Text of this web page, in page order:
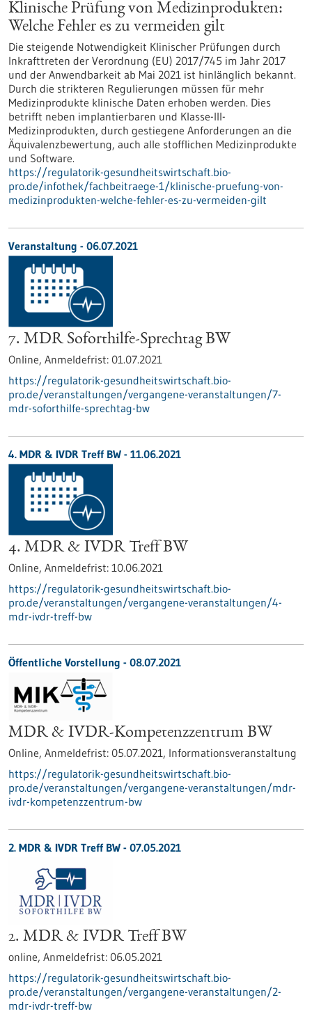
Klinische Prüfung von Medizinprodukten:
Welche Fehler es zu vermeiden gilt
Die steigende Notwendigkeit Klinischer Prüfungen durch
Inkrafttreten der Verordnung (EU) 2017/745 im Jahr 2017
und der Anwendbarkeit ab Mai 2021 ist hinlänglich bekannt.
Durch die strikteren Regulierungen müssen für mehr
Medizinprodukte klinische Daten erhoben werden. Dies
betrifft neben implantierbaren und Klasse-III-
Medizinprodukten, durch gestiegene Anforderungen an die
Äquivalenzbewertung, auch alle stofflichen Medizinprodukte
und Software.
https://regulatorik-gesundheitswirtschaft.bio-
pro.de/infothek/fachbeitraege-1/klinische-pruefung-von-
medizinprodukten-welche-fehler-es-zu-vermeiden-gilt
Veranstaltung - 06.07.2021
7. MDR Soforthilfe-Sprechtag BW
Online, Anmeldefrist: 01.07.2021
https://regulatorik-gesundheitswirtschaft.bio-
pro.de/veranstaltungen/vergangene-veranstaltungen/7-
mdr-soforthilfe-sprechtag-bw
4. MDR & IVDR Treff BW - 11.06.2021
4. MDR & IVDR Treff BW
Online, Anmeldefrist: 10.06.2021
https://regulatorik-gesundheitswirtschaft.bio-
pro.de/veranstaltungen/vergangene-veranstaltungen/4-
mdr-ivdr-treff-bw
Öffentliche Vorstellung - 08.07.2021
MDR & IVDR-Kompetenzzentrum BW
Online, Anmeldefrist: 05.07.2021, Informationsveranstaltung
https://regulatorik-gesundheitswirtschaft.bio-
pro.de/veranstaltungen/vergangene-veranstaltungen/mdr-
ivdr-kompetenzzentrum-bw
2. MDR & IVDR Treff BW - 07.05.2021
2. MDR & IVDR Treff BW
online, Anmeldefrist: 06.05.2021
https://regulatorik-gesundheitswirtschaft.bio-
pro.de/veranstaltungen/vergangene-veranstaltungen/2-
mdr-ivdr-treff-bw